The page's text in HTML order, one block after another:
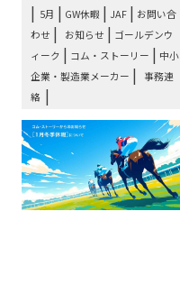
5月 | GW休暇 | JAF | お問い合
わせ | お知らせ | ゴールデンウ
ィーク | コム・ストーリー | 中小
企業・製造業メーカー |
事務連
絡